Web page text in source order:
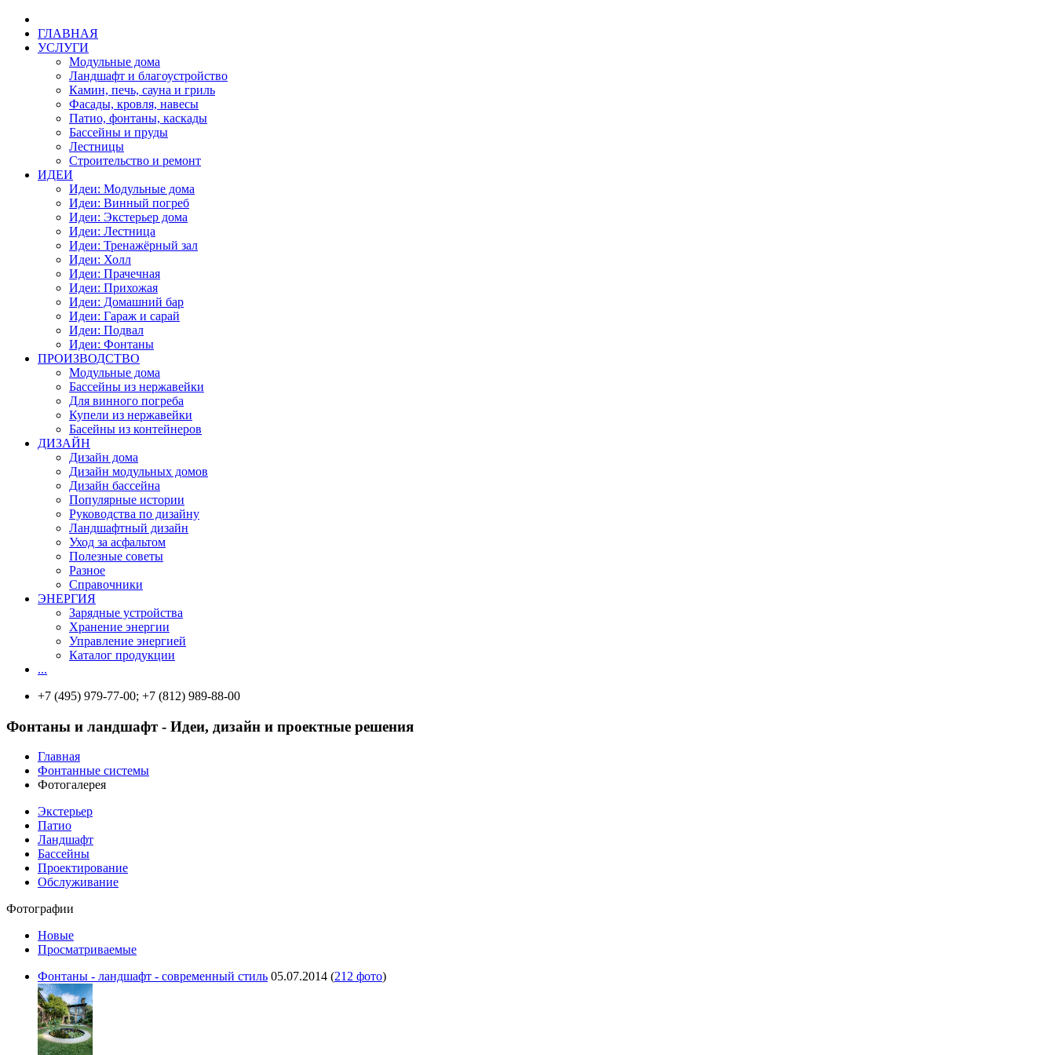
ГЛАВНАЯ
УСЛУГИ
Модульные дома
Ландшафт и благоустройство
Камин, печь, сауна и гриль
Фасады, кровля, навесы
Патио, фонтаны, каскады
Бассейны и пруды
Лестницы
Строительство и ремонт
ИДЕИ
Идеи: Модульные дома
Идеи: Винный погреб
Идеи: Экстерьер дома
Идеи: Лестница
Идеи: Тренажёрный зал
Идеи: Холл
Идеи: Прачечная
Идеи: Прихожая
Идеи: Домашний бар
Идеи: Гараж и сарай
Идеи: Подвал
Идеи: Фонтаны
ПРОИЗВОДСТВО
Модульные дома
Бассейны из нержавейки
Для винного погреба
Купели из нержавейки
Басейны из контейнеров
ДИЗАЙН
Дизайн дома
Дизайн модульных домов
Дизайн бассейна
Популярные истории
Руководства по дизайну
Ландшафтный дизайн
Уход за асфальтом
Полезные советы
Разное
Справочники
ЭНЕРГИЯ
Зарядные устройства
Хранение энергии
Управление энергией
Каталог продукции
...
+7 (495) 979-77-00; +7 (812) 989-88-00
Фонтаны и ландшафт - Идеи, дизайн и проектные решения
Главная
Фонтанные системы
Фотогалерея
Экстерьер
Патио
Ландшафт
Бассейны
Проектирование
Обслуживание
Фотографии
Новые
Просматриваемые
Фонтаны - ландшафт - современный стиль 05.07.2014 (212 фото)